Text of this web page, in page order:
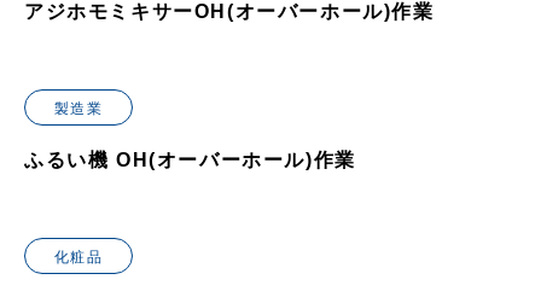
アジホモミキサーOH(オーバーホール)作業
製造業
ふるい機 OH(オーバーホール)作業
化粧品